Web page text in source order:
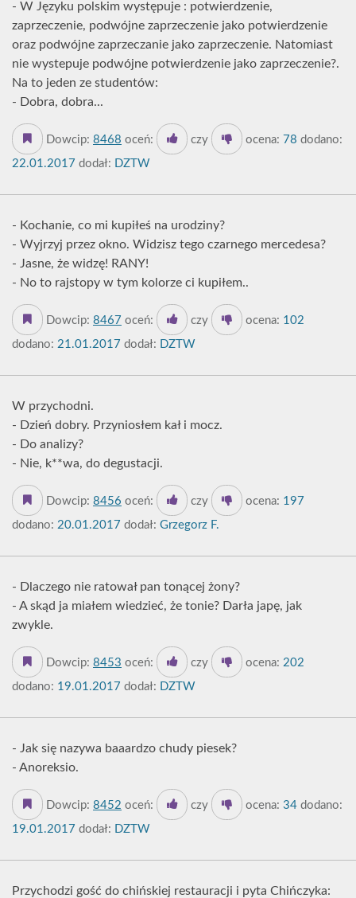
- W Języku polskim występuje : potwierdzenie,
zaprzeczenie, podwójne zaprzeczenie jako potwierdzenie
oraz podwójne zaprzeczanie jako zaprzeczenie. Natomiast
nie wystepuje podwójne potwierdzenie jako zaprzeczenie?.
Na to jeden ze studentów:
- Dobra, dobra...
Dowcip: 8468 oceń: czy ocena: 78 dodano:
22.01.2017 dodał: DZTW
- Kochanie, co mi kupiłeś na urodziny?
- Wyjrzyj przez okno. Widzisz tego czarnego mercedesa?
- Jasne, że widzę! RANY!
- No to rajstopy w tym kolorze ci kupiłem..
Dowcip: 8467 oceń: czy ocena: 102
dodano: 21.01.2017 dodał: DZTW
W przychodni.
- Dzień dobry. Przyniosłem kał i mocz.
- Do analizy?
- Nie, k**wa, do degustacji.
Dowcip: 8456 oceń: czy ocena: 197
dodano: 20.01.2017 dodał: Grzegorz F.
- Dlaczego nie ratował pan tonącej żony?
- A skąd ja miałem wiedzieć, że tonie? Darła japę, jak
zwykle.
Dowcip: 8453 oceń: czy ocena: 202
dodano: 19.01.2017 dodał: DZTW
- Jak się nazywa baaardzo chudy piesek?
- Anoreksio.
Dowcip: 8452 oceń: czy ocena: 34 dodano:
19.01.2017 dodał: DZTW
Przychodzi gość do chińskiej restauracji i pyta Chińczyka: